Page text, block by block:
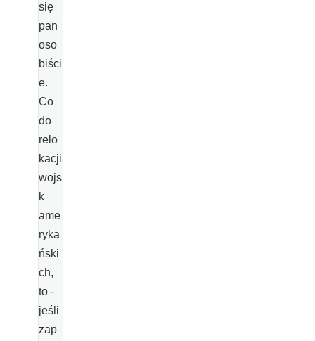
się
pan
oso
biści
e.
Co
do
relo
kacji
wojs
k
ame
ryka
ński
ch,
to -
jeśli
zap